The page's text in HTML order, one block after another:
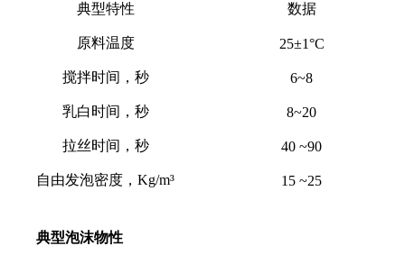
典型特性 数据
原料温度 25±1°C
搅拌时间，秒 6~8
乳白时间，秒 8~20
拉丝时间，秒 40 ~90
自由发泡密度，Kg/m³ 15 ~25
典型泡沫物性